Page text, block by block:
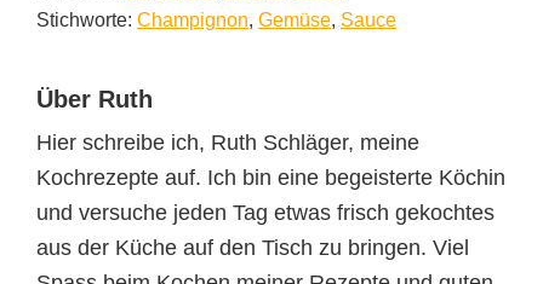
Stichworte: Champignon, Gemüse, Sauce
Über Ruth
Hier schreibe ich, Ruth Schläger, meine
Kochrezepte auf. Ich bin eine begeisterte Köchin
und versuche jeden Tag etwas frisch gekochtes
aus der Küche auf den Tisch zu bringen. Viel